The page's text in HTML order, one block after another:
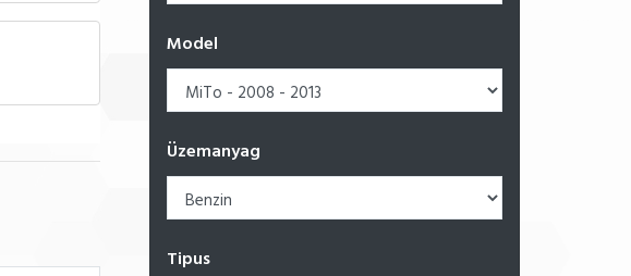
Model
Üzemanyag
Tipus